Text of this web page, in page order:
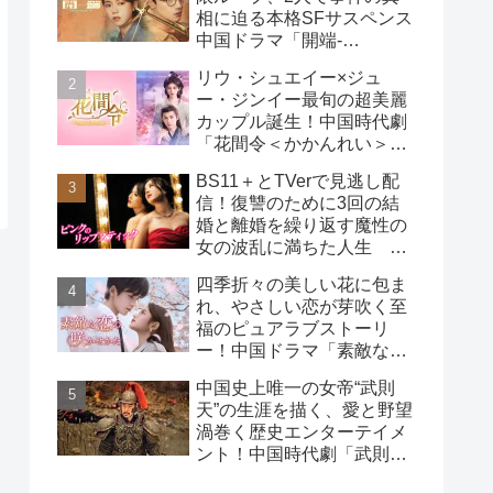
相に迫る本格SFサスペンス
中国ドラマ「開端-
リウ・シュエイー×ジュ
ー・ジンイー最旬の超美麗
カップル誕生！中国時代劇
「花間令＜かかんれい＞～
BS11＋とTVerで見逃し配
信！復讐のために3回の結
婚と離婚を繰り返す魔性の
女の波乱に満ちた人生
プスティック」
四季折々の美しい花に包ま
れ、やさしい恋が芽吹く至
福のピュアラブストーリ
ー！中国ドラマ「素敵な恋
中国史上唯一の女帝“武則
天”の生涯を描く、愛と野望
渦巻く歴史エンターテイメ
ント！中国時代劇「武則天